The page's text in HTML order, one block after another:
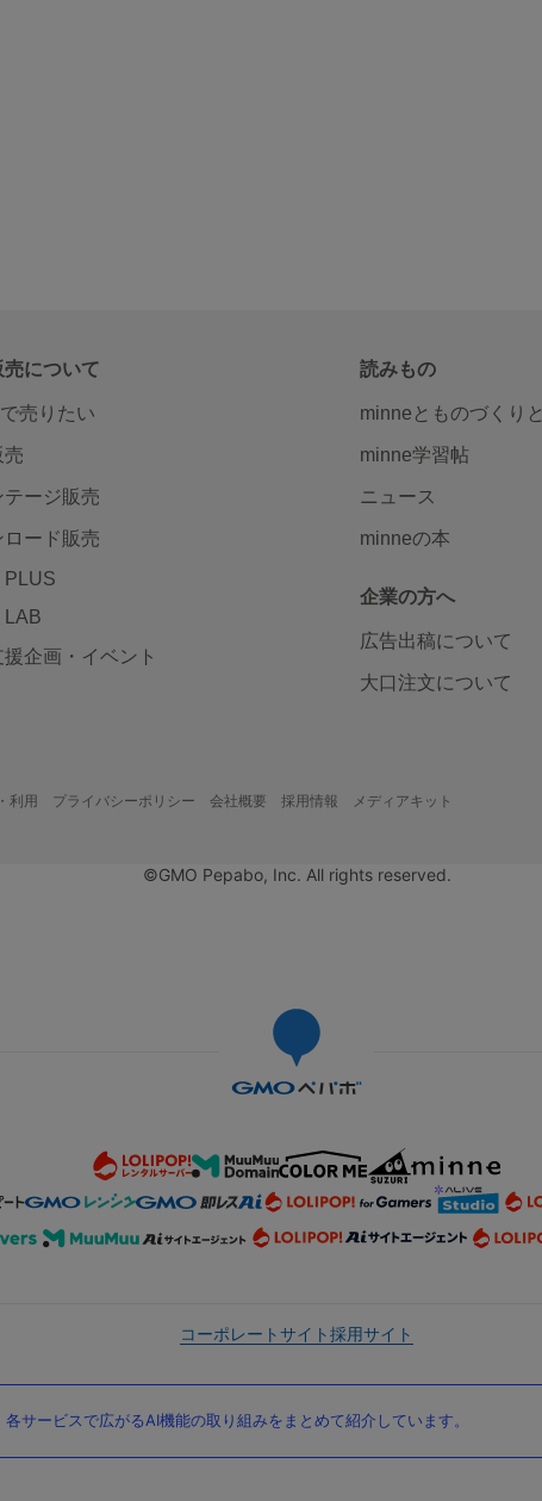
売について
売りたい
売
テージ販売
ロード販売
PLUS
LAB
援企画・イベント
読みもの
minneとものづくりと
minne学習帖
ニュース
minneの本
企業の方へ
広告出稿について
大口注文について
利用 プライバシーポリシー 会社概要 採用情報 メディアキット
©GMO Pepabo, Inc. All rights reserved.
コーポレートサイト採用サイト
サービスで広がるAI機能の取り組みをまとめて紹介しています。